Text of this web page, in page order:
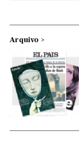
Arquivo